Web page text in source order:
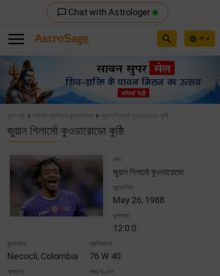
chat_bubble_outline Chat with Astrologer
language বা
search
Previous
মুখ্য পৃষ্ঠ » যশস্বী ব্যাক্তির জন্ম তালিকা » জুয়ান গিলার্মো কুওডারোডো কুষ্ঠি
জুয়ান গিলার্মো কুওডারোডো কুষ্ঠি
নাম:
জুয়ান গিলার্মো কুওডারোডো
জন্মেরদিন:
May 26, 1988
জন্মসময়:
12:0:0
জন্মস্থান:
Necocli, Colombia
দ্রাঘিমাংশ:
76 W 40
অক্ষাংশ: সময় মণ্ডল: